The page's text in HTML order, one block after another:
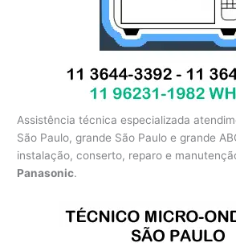
Assistência técnica especializada
São Paulo, grande São Paulo e grande
instalação, conserto, reparo e
Panasonic.